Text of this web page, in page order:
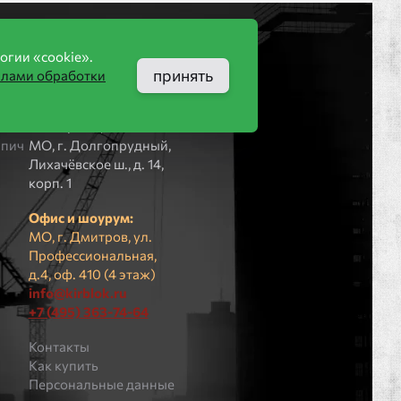
Компания
ООО «КИРБЛОК»
МO, г. Долгопрудный,
Лихачёвское ш., д. 14,
корп. 1
Офис и шоурум:
МО, г. Дмитров, ул.
Профессиональная,
д.4, оф. 410 (4 этаж)
info@kirblok.ru
+7 (495) 363-74-64
Контакты
Как купить
Персональные данные
«cookie».
обработки
принять